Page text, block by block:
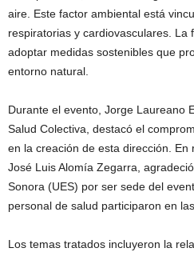
aire. Este factor ambiental está
respiratorias y cardiovasculares. La
adoptar medidas sostenibles que
entorno natural.
Durante el evento, Jorge Laureano
Salud Colectiva, destacó el
en la creación de esta dirección.
José Luis Alomía Zegarra,
Sonora (UES) por ser sede del
personal de salud participaron en
Los temas tratados incluyeron la